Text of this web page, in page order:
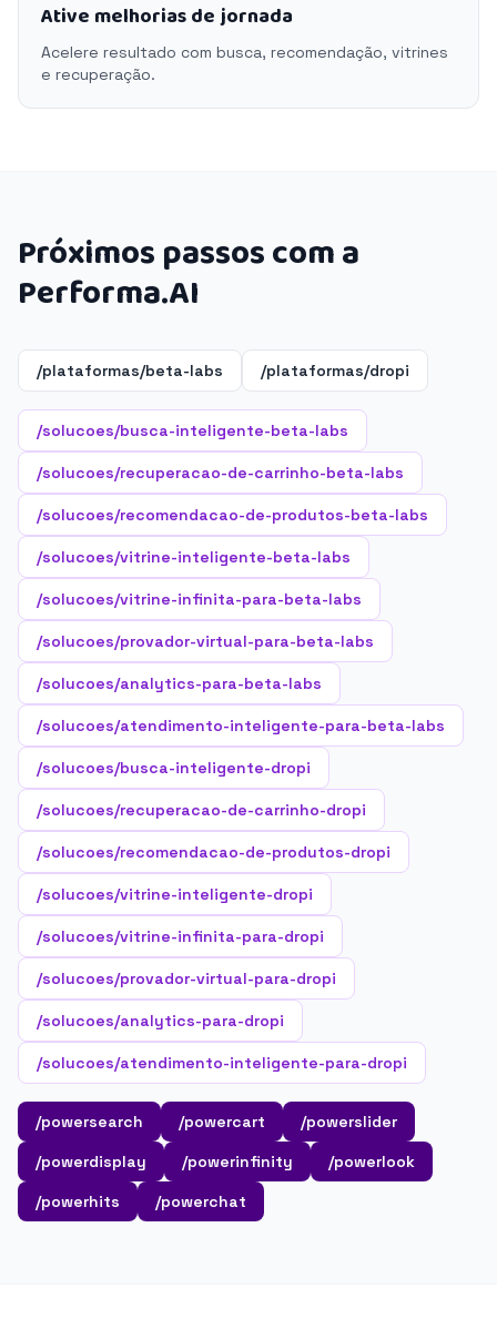
Ative melhorias de jornada
Acelere resultado com busca, recomendação, vitrines
e recuperação.
Próximos passos com a
Performa.AI
/plataformas/beta-labs /plataformas/dropi
/solucoes/busca-inteligente-beta-labs
/solucoes/recuperacao-de-carrinho-beta-labs
/solucoes/recomendacao-de-produtos-beta-labs
/solucoes/vitrine-inteligente-beta-labs
/solucoes/vitrine-infinita-para-beta-labs
/solucoes/provador-virtual-para-beta-labs
/solucoes/analytics-para-beta-labs
/solucoes/atendimento-inteligente-para-beta-labs
/solucoes/busca-inteligente-dropi
/solucoes/recuperacao-de-carrinho-dropi
/solucoes/recomendacao-de-produtos-dropi
/solucoes/vitrine-inteligente-dropi
/solucoes/vitrine-infinita-para-dropi
/solucoes/provador-virtual-para-dropi
/solucoes/analytics-para-dropi
/solucoes/atendimento-inteligente-para-dropi
/powersearch /powercart
/powerslider
/powerdisplay
/powerinfinity
/powerlook
/powerhits
/powerchat